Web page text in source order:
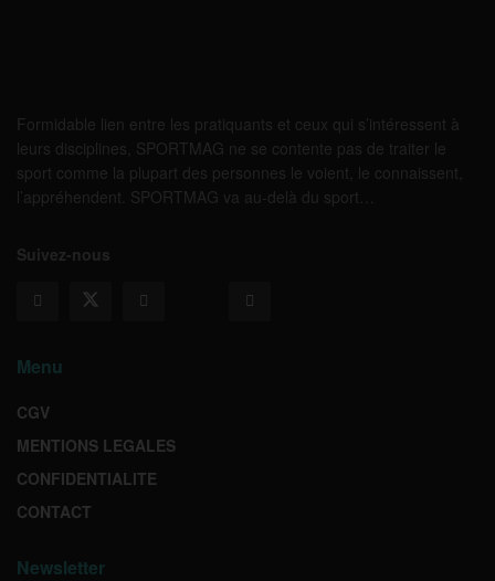
Formidable lien entre les pratiquants et ceux qui s’intéressent à
leurs disciplines, SPORTMAG ne se contente pas de traiter le
sport comme la plupart des personnes le voient, le connaissent,
l’appréhendent. SPORTMAG va au-delà du sport…
Suivez-nous
Menu
CGV
MENTIONS LEGALES
CONFIDENTIALITE
CONTACT
Newsletter